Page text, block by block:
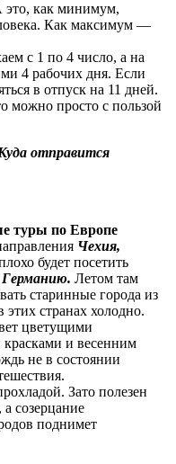
это, как минимум,
Как максимум —
с 1 по 4 число, а на
4 рабочих дня. Если
в отпуск на 11 дней.
можно просто с пользой
отправится
туры по Европе
Чехия,
будет посетить
Летом там
старинные города из
странах холодно.
цветущими
и весенним
не в состоянии
Зато полезен
созерцание
поднимет